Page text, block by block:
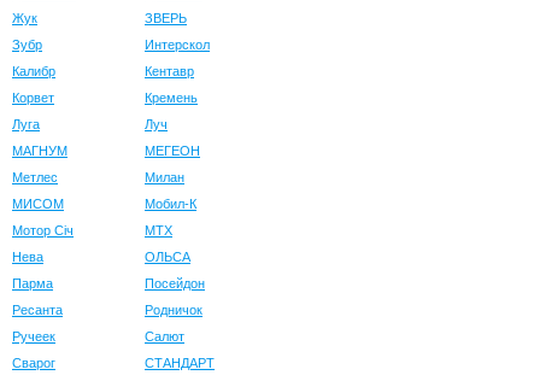
Жук
ЗВЕРЬ
Зубр
Интерскол
Калибр
Кентавр
Корвет
Кремень
Луга
Луч
МАГНУМ
МЕГЕОН
Метлес
Милан
МИСОМ
Мобил-К
Мотор Сiч
МТХ
Нева
ОЛЬСА
Парма
Посейдон
Ресанта
Родничок
Ручеек
Салют
Сварог
СТАНДАРТ